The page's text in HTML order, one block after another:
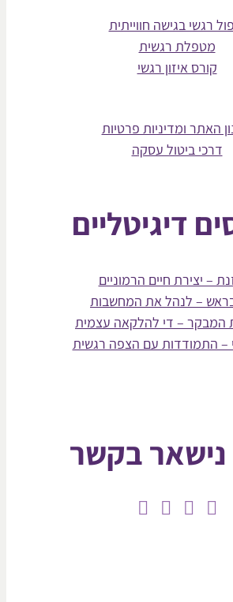
בגישה חווייתית
רגשית
איזון רגשי
ומדיניות פרטיות
ביטול עסקה
דיגיטליים
חיים הרמוניים
את המחשבות
– די להלקאה עצמית
עם הצפה רגשית
בקשר